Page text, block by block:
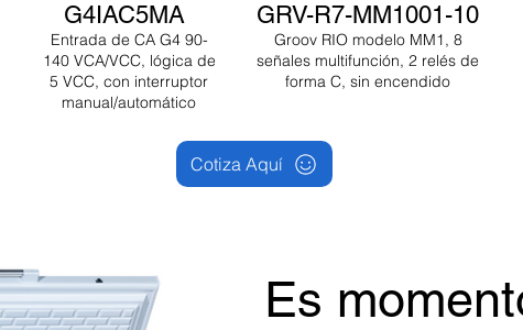
G4IAC5MA GRV-R7-MM1001-10
Entrada de CA G4 90-
140 VCA/VCC, lógica de
5 VCC, con interruptor
manual/automático
Groov RIO modelo MM1, 8
señales multifunción, 2 relés de
forma C, sin encendido
Cotiza Aquí
Es